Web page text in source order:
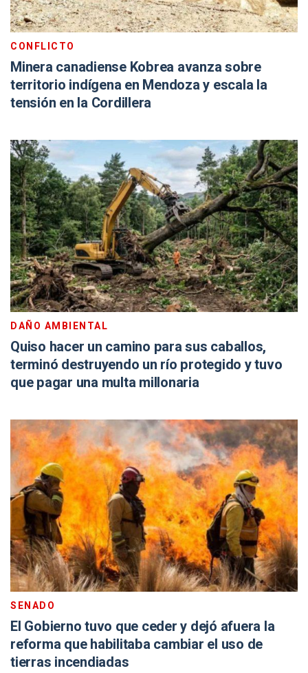
CONFLICTO
Minera canadiense Kobrea avanza sobre
territorio indígena en Mendoza y escala la
tensión en la Cordillera
DAÑO AMBIENTAL
Quiso hacer un camino para sus caballos,
terminó destruyendo un río protegido y tuvo
que pagar una multa millonaria
SENADO
El Gobierno tuvo que ceder y dejó afuera la
reforma que habilitaba cambiar el uso de
tierras incendiadas